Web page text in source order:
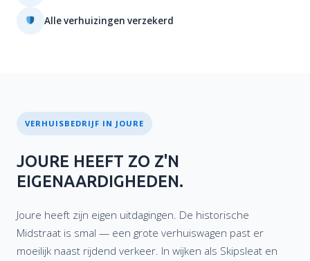
Alle verhuizingen verzekerd
VERHUISBEDRIJF IN JOURE
JOURE HEEFT ZO Z'N
EIGENAARDIGHEDEN.
Joure heeft zijn eigen uitdagingen. De historische
Midstraat is smal — een grote verhuiswagen past er
moeilijk naast rijdend verkeer. In wijken als Skipsleat en